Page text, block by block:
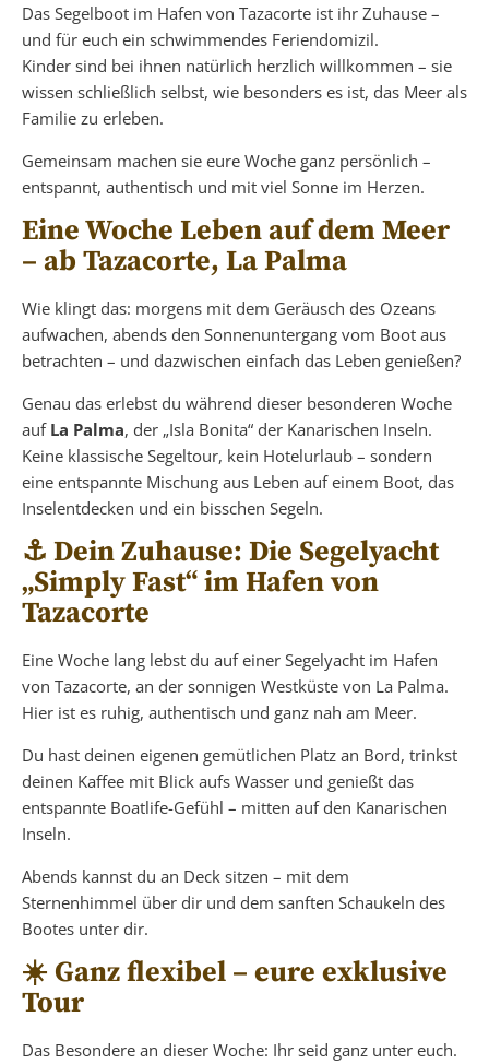
Das Segelboot im Hafen von Tazacorte ist ihr Zuhause –
und für euch ein schwimmendes Feriendomizil.
Kinder sind bei ihnen natürlich herzlich willkommen – sie
wissen schließlich selbst, wie besonders es ist, das Meer als
Familie zu erleben.
Gemeinsam machen sie eure Woche ganz persönlich –
entspannt, authentisch und mit viel Sonne im Herzen.
Eine Woche Leben auf dem Meer
– ab Tazacorte, La Palma
Wie klingt das: morgens mit dem Geräusch des Ozeans
aufwachen, abends den Sonnenuntergang vom Boot aus
betrachten – und dazwischen einfach das Leben genießen?
Genau das erlebst du während dieser besonderen Woche
auf La Palma, der „Isla Bonita“ der Kanarischen Inseln.
Keine klassische Segeltour, kein Hotelurlaub – sondern
eine entspannte Mischung aus Leben auf einem Boot, das
Inselentdecken und ein bisschen Segeln.
⚓️ Dein Zuhause: Die Segelyacht
„Simply Fast“ im Hafen von
Tazacorte
Eine Woche lang lebst du auf einer Segelyacht im Hafen
von Tazacorte, an der sonnigen Westküste von La Palma.
Hier ist es ruhig, authentisch und ganz nah am Meer.
Du hast deinen eigenen gemütlichen Platz an Bord, trinkst
deinen Kaffee mit Blick aufs Wasser und genießt das
entspannte Boatlife-Gefühl – mitten auf den Kanarischen
Inseln.
Abends kannst du an Deck sitzen – mit dem
Sternenhimmel über dir und dem sanften Schaukeln des
Bootes unter dir.
☀️ Ganz flexibel – eure exklusive
Tour
Das Besondere an dieser Woche: Ihr seid ganz unter euch.